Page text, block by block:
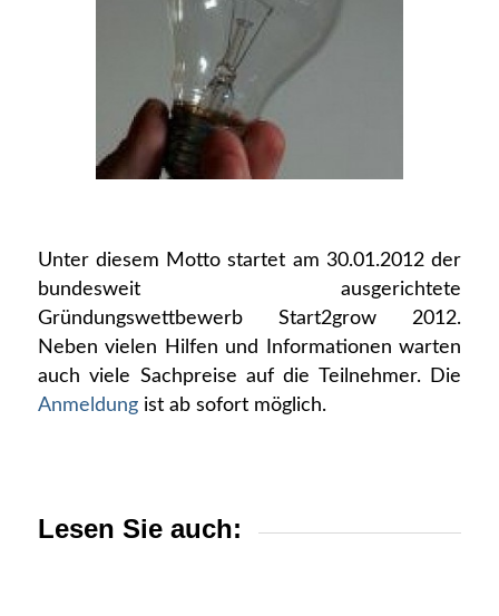
Unter diesem Motto startet am 30.01.2012 der
bundesweit ausgerichtete
Gründungswettbewerb Start2grow 2012.
Neben vielen Hilfen und Informationen warten
auch viele Sachpreise auf die Teilnehmer. Die
Anmeldungist ab sofort möglich.
Lesen Sie auch: